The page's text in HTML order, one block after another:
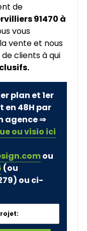
de
91470 à
vous
vente et nous
clients à qui
plan et 1er
en 48H par
agence ⇒
ou visio ici
ou
(ou
ou ci-